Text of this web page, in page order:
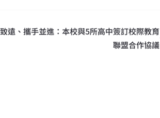
遠、攜手並進：本校與5所高中簽訂校際教育
聯盟合作協議